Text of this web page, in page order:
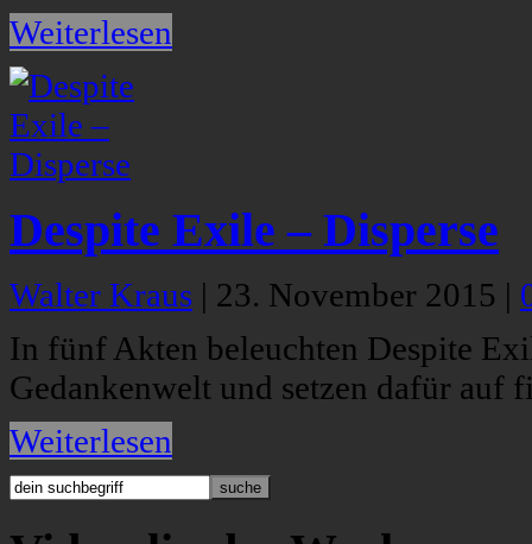
Weiterlesen
Despite Exile – Disperse
Walter Kraus | 23. November 2015 |
In fünf Akten beleuchten Despite
Gedankenwelt und setzen dafür auf
Weiterlesen